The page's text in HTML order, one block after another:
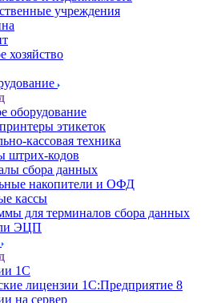
учреждения
хозяйство
оборудование
этикеток
кассовая техника
штрих-кодов
сбора данных
накопители и ОФД
кассы
для терминалов сбора данных
ЭЦП
1С
лицензии 1С:Предприятие 8
на сервер